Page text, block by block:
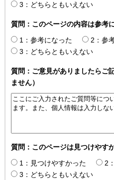
3：どちらともいえない
質問：このページの内容は参考
1：参考になった
2：参
3：どちらともいえない
質問：ご意見がありましたらご
ません）
質問：このページは見つけやす
1：見つけやすかった
2
3：どちらともいえない